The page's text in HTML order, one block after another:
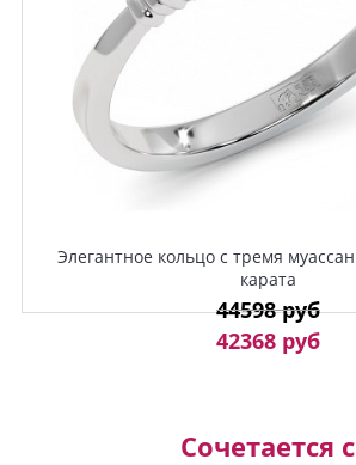
Элегантное кольцо с тремя
карата
44598 руб
42368 руб
Сочетается с